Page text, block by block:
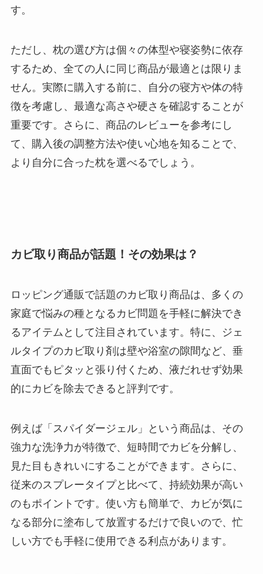
す。
ただし、枕の選び方は個々の体型や寝姿勢に依存
するため、全ての人に同じ商品が最適とは限りま
せん。実際に購入する前に、自分の寝方や体の特
徴を考慮し、最適な高さや硬さを確認することが
重要です。さらに、商品のレビューを参考にし
て、購入後の調整方法や使い心地を知ることで、
より自分に合った枕を選べるでしょう。
カビ取り商品が話題！その効果は？
ロッピング通販で話題のカビ取り商品は、多くの
家庭で悩みの種となるカビ問題を手軽に解決でき
るアイテムとして注目されています。特に、ジェ
ルタイプのカビ取り剤は壁や浴室の隙間など、垂
直面でもピタッと張り付くため、液だれせず効果
的にカビを除去できると評判です。
例えば「スパイダージェル」という商品は、その
強力な洗浄力が特徴で、短時間でカビを分解し、
見た目もきれいにすることができます。さらに、
従来のスプレータイプと比べて、持続効果が高い
のもポイントです。使い方も簡単で、カビが気に
なる部分に塗布して放置するだけで良いので、忙
しい方でも手軽に使用できる利点があります。